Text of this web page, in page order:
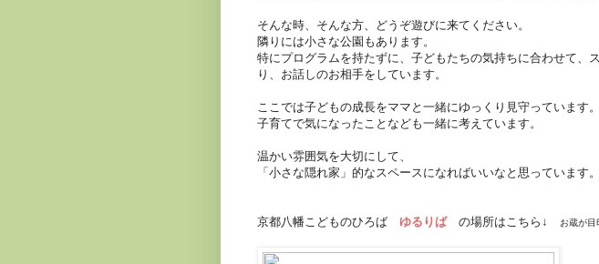
そんな時、そんな方、どうぞ遊びに来てください。
隣りには小さな公園もあります。
特にプログラムを持たずに、子どもたちの気持ちに合わせて、
り、お話しのお相手をしています。
ここでは子どもの成長をママと一緒にゆっくり見守っています。
子育てで気になったことなども一緒に考えています。
温かい雰囲気を大切にして、
「小さな隠れ家」的なスペースになればいいなと思っています。
京都八幡こどものひろば ゆるりばの場所はこちら↓ お蔵が目